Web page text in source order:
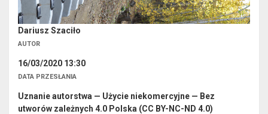
Dariusz Szaciło
AUTOR
16/03/2020 13:30
DATA PRZESŁANIA
Uznanie autorstwa — Użycie niekomercyjne — Bez
utworów zależnych 4.0 Polska (CC BY-NC-ND 4.0)